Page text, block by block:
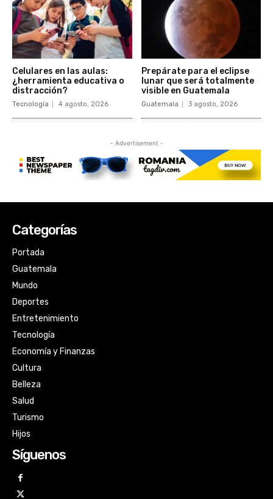
Categorías
Portada
Guatemala
Mundo
Deportes
Entretenimiento
Tecnología
Economía y Finanzas
Cultura
Belleza
Salud
Turismo
Hijos
Síguenos